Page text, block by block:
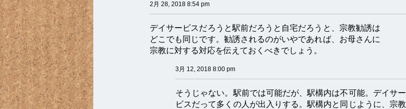
2月 28, 2018 8:54 pm
デイサービスだろうと駅前だろうと自宅だろうと、宗教勧誘は
どこでも同じです。勧誘されるのがいやであれば、お母さんに
宗教に対する対応を伝えておくべきでしょう。
3月 12, 2018 8:00 pm
そうじゃない。駅前では可能だが、駅構内は不可能。デイサー
ビスだって多くの人が出入りする。駅構内と同じように、宗教